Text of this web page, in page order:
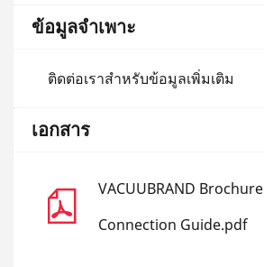
ข้อมูลจำเพาะ
ติดต่อเราสำหรับข้อมูลเพิ่มเติม
เอกสาร
VACUUBRAND Brochure
Connection Guide.pdf